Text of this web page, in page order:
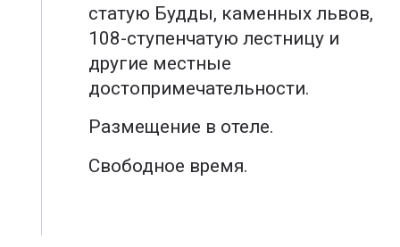
статую Будды, каменных львов,
108-ступенчатую лестницу и
другие местные
достопримечательности.
Размещение в отеле.
Свободное время.